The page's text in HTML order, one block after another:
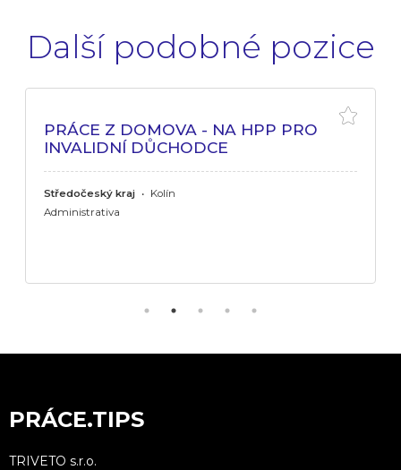
Další podobné pozice
PRÁCE Z DOMOVA - NA HPP PRO
INVALIDNÍ DŮCHODCE
Středočeský kraj • Kolín
Administrativa
PRÁCE.TIPS
TRIVETO s.r.o.